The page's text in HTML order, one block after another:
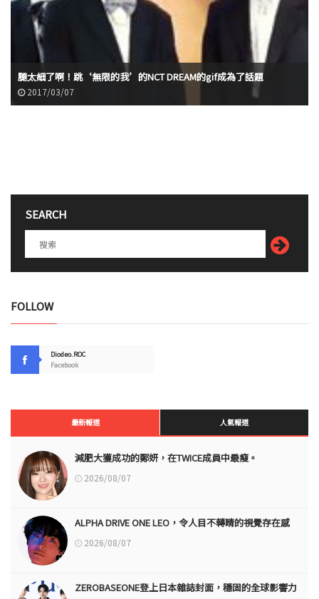
腿太細了啊！跳‘無限的我’的NCT DREAM的gif成為了話題
2017/03/07
SEARCH
FOLLOW
Diodeo.ROC
Facebook
最新報道 人氣報道
減肥大獲成功的鄭妍，在TWICE成員中最瘦。
2026/08/07
ALPHA DRIVE ONE LEO，令人目不轉睛的視覺存在感
2026/08/07
ZEROBASEONE登上日本雜誌封面，穩固的全球影響力